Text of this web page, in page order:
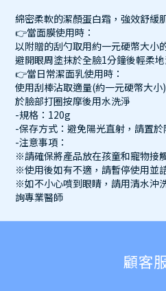
綿密柔軟的潔顏蛋白霜，強效舒緩
👉當面膜使用時：
以附贈的刮勺取用約一元硬幣大小
避開眼周塗抹於全臉1分鐘後輕柔
👉當日常潔面乳使用時：
使用刮棒沾取適量(約一元硬幣大
於臉部打圈按摩後用水洗淨
-規格：120g
-保存方式：避免陽光直射，請置於
-注意事項：
※請確保將產品放在孩童和寵物接
※使用後如有不適，請暫停使用並
※如不小心噴到眼睛，請用清水沖
詢專業醫師
顧客